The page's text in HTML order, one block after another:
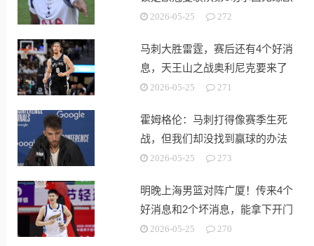
战2026-05-25 272
马刺大胜雷霆，赛后还有4个好消
息，天王山之战奥利尼克要来了
2026-05-25 271
霍姆格伦：马刺打得像赛季生死
战，但我们却没找到赢球的办法
2026-05-25 273
明晚上海男篮对阵广厦！传来4个
好消息和2个坏消息，能拿下开门
红2026-05-25 270